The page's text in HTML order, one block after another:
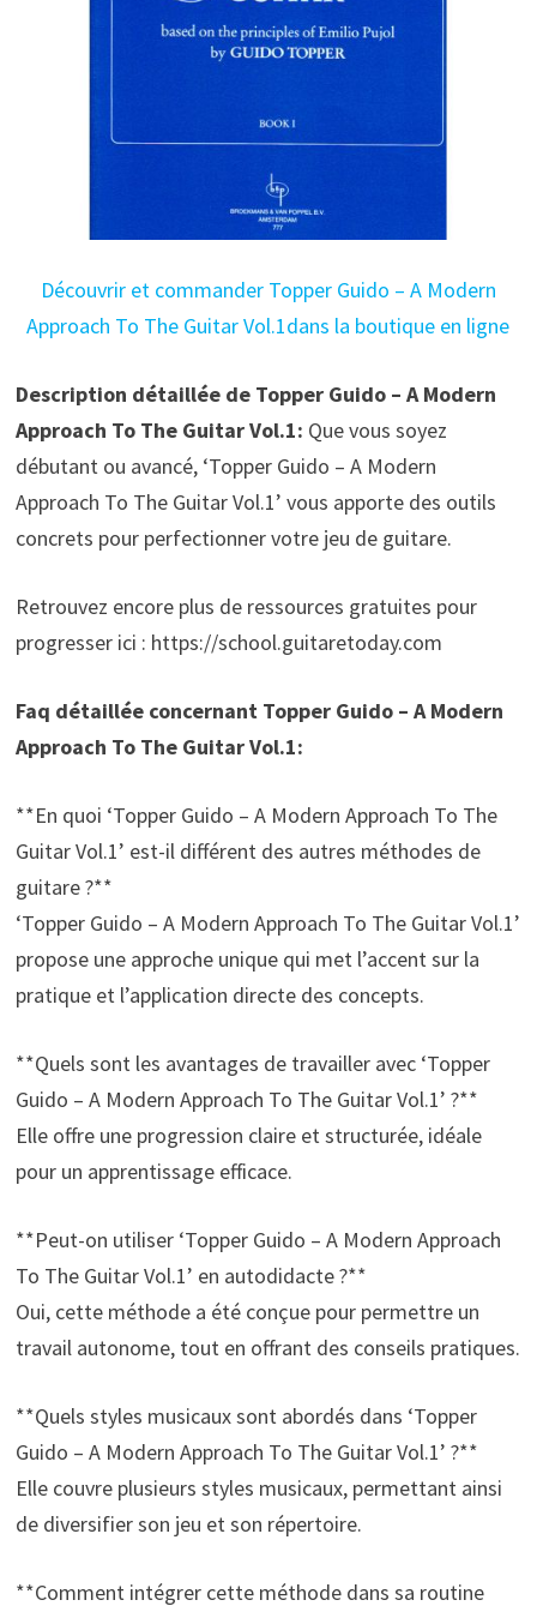
Découvrir et commander Topper Guido – A Modern
Approach To The Guitar Vol.1dans la boutique en ligne
Description détaillée de Topper Guido – A Modern
Approach To The Guitar Vol.1: Que vous soyez
débutant ou avancé, ‘Topper Guido – A Modern
Approach To The Guitar Vol.1’ vous apporte des outils
concrets pour perfectionner votre jeu de guitare.
Retrouvez encore plus de ressources gratuites pour
progresser ici : https://school.guitaretoday.com
Faq détaillée concernant Topper Guido – A Modern
Approach To The Guitar Vol.1:
**En quoi ‘Topper Guido – A Modern Approach To The
Guitar Vol.1’ est-il différent des autres méthodes de
guitare ?**
‘Topper Guido – A Modern Approach To The Guitar Vol.1’
propose une approche unique qui met l’accent sur la
pratique et l’application directe des concepts.
**Quels sont les avantages de travailler avec ‘Topper
Guido – A Modern Approach To The Guitar Vol.1’ ?**
Elle offre une progression claire et structurée, idéale
pour un apprentissage efficace.
**Peut-on utiliser ‘Topper Guido – A Modern Approach
To The Guitar Vol.1’ en autodidacte ?**
Oui, cette méthode a été conçue pour permettre un
travail autonome, tout en offrant des conseils pratiques.
**Quels styles musicaux sont abordés dans ‘Topper
Guido – A Modern Approach To The Guitar Vol.1’ ?**
Elle couvre plusieurs styles musicaux, permettant ainsi
de diversifier son jeu et son répertoire.
**Comment intégrer cette méthode dans sa routine